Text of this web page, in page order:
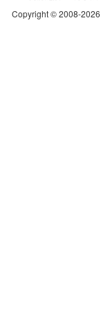
Copyright © 2008-2026